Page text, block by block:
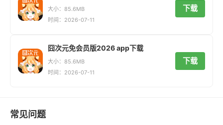
大小：85.6MB
时间：2026-07-11
下载
囧次元免会员版2026 app下载
大小：85.6MB
时间：2026-07-11
下载
常见问题